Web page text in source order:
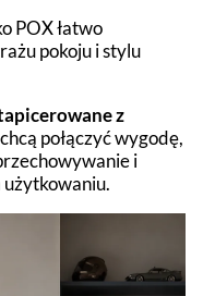
POX łatwo
pokoju i stylu
z
połączyć wygodę,
i
użytkowaniu.